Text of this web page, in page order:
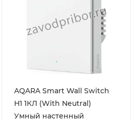
AQARA Smart Wall Switch
H1 1КЛ (With Neutral)
Умный настенный